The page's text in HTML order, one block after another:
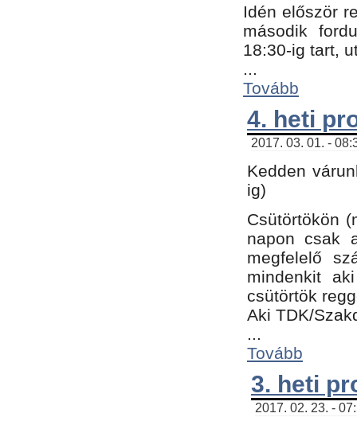
Idén először
második
18:30-ig tart,
...
Tovább
4. heti
2017. 03. 01. -
Kedden
ig)
Csütörtökön
napon csak
megfelelő
mindenkit
csütörtök
Aki TDK/
...
Tovább
3. heti
2017. 02. 23. -